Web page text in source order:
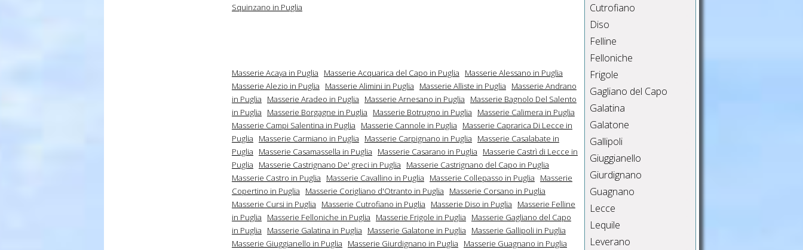
Squinzano in Puglia
Masserie Acaya in Puglia Masserie Acquarica del Capo in Puglia
Masserie Alessano in Puglia
Masserie Alezio in Puglia
Masserie Alimini in Puglia Masserie Alliste in Puglia
Masserie Andrano
in Puglia
Masserie Aradeo in Puglia Masserie Arnesano in Puglia
Masserie Bagnolo Del Salento
in Puglia
Masserie Borgagne in Puglia Masserie Botrugno in Puglia
Masserie Calimera in Puglia
Masserie Campi Salentina in Puglia
Masserie Cannole in Puglia
Masserie Caprarica Di Lecce in
Puglia
Masserie Carmiano in Puglia Masserie Carpignano in Puglia
Masserie Casalabate in
Puglia
Masserie Casamassella in Puglia Masserie Casarano in Puglia
Masserie Castrì di Lecce in
Puglia
Masserie Castrignano De' greci in Puglia
Masserie Castrignano del Capo in Puglia
Masserie Castro in Puglia
Masserie Cavallino in Puglia Masserie Collepasso in Puglia
Masserie
Copertino in Puglia
Masserie Corigliano d'Otranto in Puglia
Masserie Corsano in Puglia
Masserie Cursi in Puglia
Masserie Cutrofiano in Puglia Masserie Diso in Puglia
Masserie Felline
in Puglia
Masserie Felloniche in Puglia Masserie Frigole in Puglia
Masserie Gagliano del Capo
in Puglia
Masserie Galatina in Puglia Masserie Galatone in Puglia
Masserie Gallipoli in Puglia
Masserie Giuggianello in Puglia
Masserie Giurdignano in Puglia
Masserie Guagnano in Puglia
Cutrofiano
Diso
Felline
Felloniche
Frigole
Gagliano del Capo
Galatina
Galatone
Gallipoli
Giuggianello
Giurdignano
Guagnano
Lecce
Lequile
Leverano